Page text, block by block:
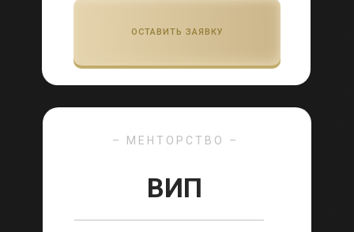
ВИП
– МЕНТОРСТВО –
ОСТАВИТЬ ЗАЯВКУ
Понравилось то, что интересные люди были
поучаствовал в таком мероприятии
это очень ценно. Я читаю, слежу, впитываю эту
информацию. Для меня это очень ценно.